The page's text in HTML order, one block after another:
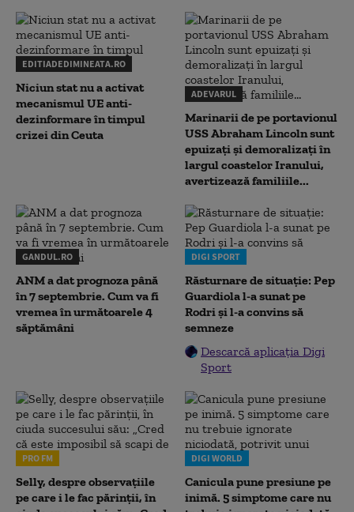
EDITIADEDIMINEATA.RO
Niciun stat nu a activat
mecanismul UE anti-
dezinformare în timpul
crizei din Ceuta
ADEVARUL
Marinarii de pe portavionul
USS Abraham Lincoln sunt
epuizați și demoralizați în
largul coastelor Iranului,
avertizează familiile...
GANDUL.RO
ANM a dat prognoza până
în 7 septembrie. Cum va fi
vremea în următoarele 4
săptămâni
DIGI SPORT
Răsturnare de situație: Pep
Guardiola l-a sunat pe
Rodri și l-a convins să
semneze
Descarcă aplicația Digi
Sport
PRO FM
Selly, despre observațiile
pe care i le fac părinții, în
DIGI WORLD
Canicula pune presiune pe
inimă. 5 simptome care nu